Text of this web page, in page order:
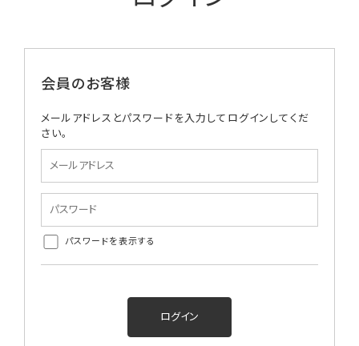
会員のお客様
メールアドレスとパスワードを入力してログインしてくだ
さい。
パスワードを表示する